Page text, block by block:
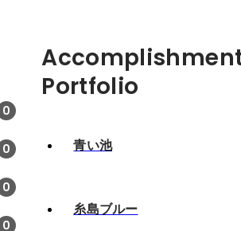
0
0
0
0
Portfolio
青い池
糸島ブルー